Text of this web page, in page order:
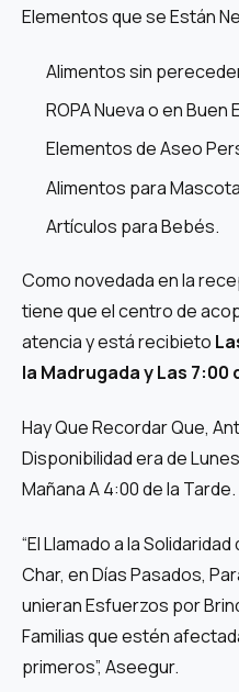
Elementos que se Están
Alimentos sin
ROPA Nueva o en Buen
Elementos de Aseo
Alimentos para
Artículos para Bebés.
Como novedada en la
tiene que el centro de
atencia y está recibieto
la Madrugada y Las 7:00
Hay Que Recordar Que,
Disponibilidad era de
Mañana A 4:00 de la Tarde.
“El Llamado a la
Char, en Días Pasados,
unieran Esfuerzos por
Familias que estén
primeros”, Aseegur.